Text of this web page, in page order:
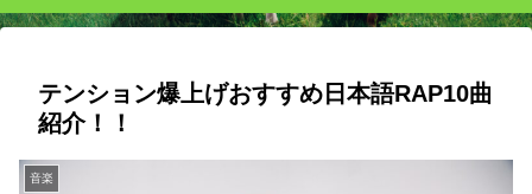
テンション爆上げおすすめ日本語RAP10曲
紹介！！
音楽